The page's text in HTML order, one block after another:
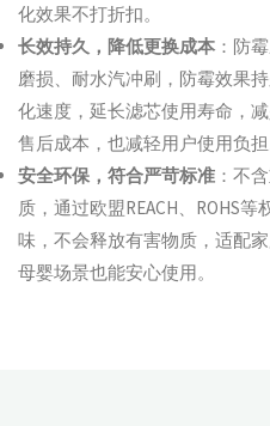
化效果不打折扣。
长效持久，降低更换成本 ：防
磨损、耐水汽冲刷，防霉效果
化速度，延长滤芯使用寿命，
售后成本，也减轻用户使用负担
安全环保，符合严苛标准 ：不
质，通过欧盟REACH、ROHS
味，不会释放有害物质，适配
母婴场景也能安心使用。